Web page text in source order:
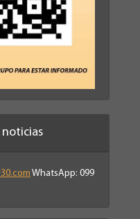
noticias
WhatsApp: 099